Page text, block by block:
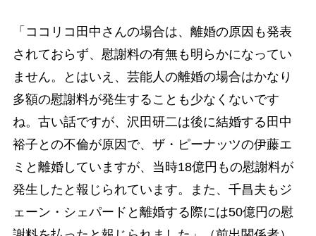
「ココリコ田中さんの場合は、離婚の原因も発表
されておらず、慰謝料の有無も明らかになってい
ません。とはいえ、芸能人の離婚の場合はかなり
多額の慰謝料が発生することも少なくないです
ね。古い話ですが、沢田研二は後に結婚する田中
裕子との不倫が原因で、ザ・ピーナッツの伊藤エ
ミと離婚していますが、当時18億円もの慰謝料が
発生したと報じられています。また、千昌夫もジ
ェーン・シェパードと離婚する際には50億円の慰